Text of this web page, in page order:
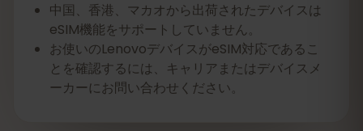
中国、香港、マカオから出荷されたデバイスは
eSIM機能をサポートしていません。
お使いのLenovoデバイスがeSIM対応であるこ
とを確認するには、キャリアまたはデバイスメ
ーカーにお問い合わせください。